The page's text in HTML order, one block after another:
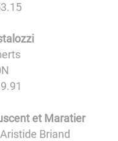
et Maratier
Briand